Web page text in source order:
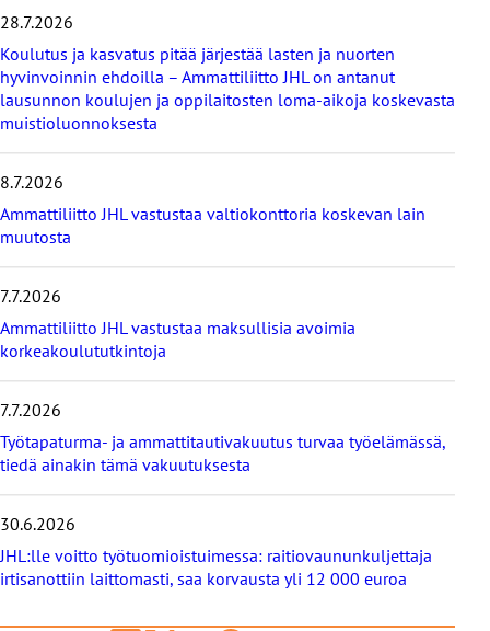
m
e
i
s
i
ä
t
u
t
i
e
t
28.7.2026
Koulutus ja kasvatus pitää järjestää lasten ja nuorten
hyvinvoinnin ehdoilla – Ammattiliitto JHL on antanut
lausunnon koulujen ja oppilaitosten loma-aikoja koskevasta
muistioluonnoksesta
8.7.2026
Ammattiliitto JHL vastustaa valtiokonttoria koskevan lain
muutosta
7.7.2026
Ammattiliitto JHL vastustaa maksullisia avoimia
korkeakoulututkintoja
7.7.2026
Työtapaturma- ja ammattitautivakuutus turvaa työelämässä,
tiedä ainakin tämä vakuutuksesta
30.6.2026
JHL:lle voitto työtuomioistuimessa: raitiovaununkuljettaja
irtisanottiin laittomasti, saa korvausta yli 12 000 euroa